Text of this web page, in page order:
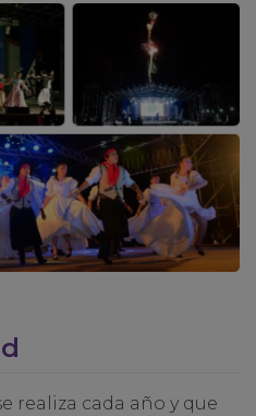
realiza cada año y que